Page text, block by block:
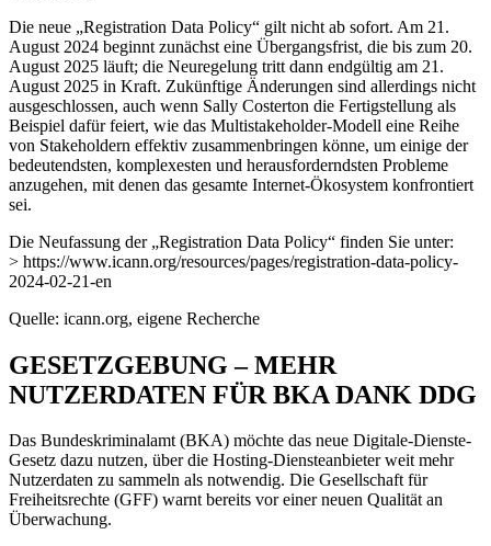
Die neue „Registration Data Policy“ gilt nicht ab sofort. Am 21.
August 2024 beginnt zunächst eine Übergangsfrist, die bis zum 20.
August 2025 läuft; die Neuregelung tritt dann endgültig am 21.
August 2025 in Kraft. Zukünftige Änderungen sind allerdings nicht
ausgeschlossen, auch wenn Sally Costerton die Fertigstellung als
Beispiel dafür feiert, wie das Multistakeholder-Modell eine Reihe
von Stakeholdern effektiv zusammenbringen könne, um einige der
bedeutendsten, komplexesten und herausforderndsten Probleme
anzugehen, mit denen das gesamte Internet-Ökosystem konfrontiert
sei.
Die Neufassung der „Registration Data Policy“ finden Sie unter:
> https://www.icann.org/resources/pages/registration-data-policy-
2024-02-21-en
Quelle: icann.org, eigene Recherche
GESETZGEBUNG – MEHR
NUTZERDATEN FÜR BKA DANK DDG
Das Bundeskriminalamt (BKA) möchte das neue Digitale-Dienste-
Gesetz dazu nutzen, über die Hosting-Diensteanbieter weit mehr
Nutzerdaten zu sammeln als notwendig. Die Gesellschaft für
Freiheitsrechte (GFF) warnt bereits vor einer neuen Qualität an
Überwachung.